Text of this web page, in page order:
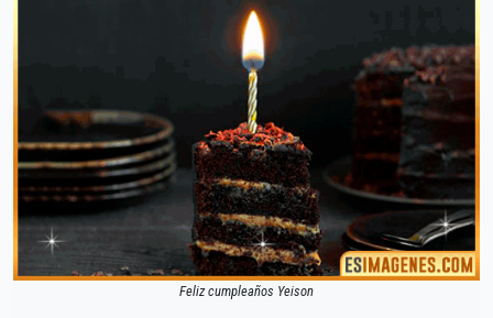
Feliz cumpleaños Yeison